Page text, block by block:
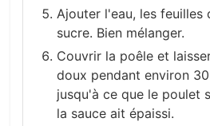
Ajouter l'eau, les feuilles
sucre. Bien mélanger.
Couvrir la poêle et
doux pendant environ
jusqu'à ce que le poulet
la sauce ait épaissi.